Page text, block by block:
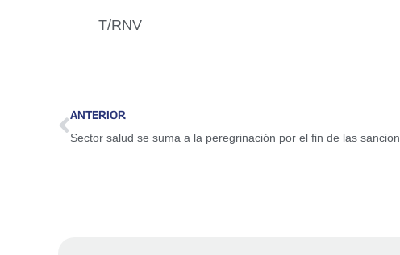
T/RNV
ANTERIOR
Sector salud se suma a la peregrinación por el fin de las